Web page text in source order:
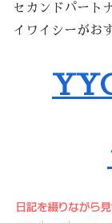
セカンドパート
イワイシーがお